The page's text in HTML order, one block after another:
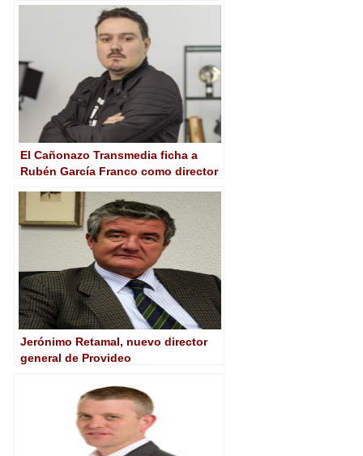
El Cañonazo Transmedia ficha a
Rubén García Franco como director
Jerónimo Retamal, nuevo director
general de Provideo